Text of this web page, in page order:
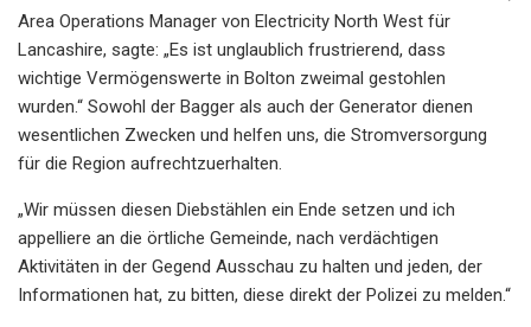
Area Operations Manager von Electricity North West für
Lancashire, sagte: „Es ist unglaublich frustrierend, dass
wichtige Vermögenswerte in Bolton zweimal gestohlen
wurden.“ Sowohl der Bagger als auch der Generator dienen
wesentlichen Zwecken und helfen uns, die Stromversorgung
für die Region aufrechtzuerhalten.
„Wir müssen diesen Diebstählen ein Ende setzen und ich
appelliere an die örtliche Gemeinde, nach verdächtigen
Aktivitäten in der Gegend Ausschau zu halten und jeden, der
Informationen hat, zu bitten, diese direkt der Polizei zu melden.“